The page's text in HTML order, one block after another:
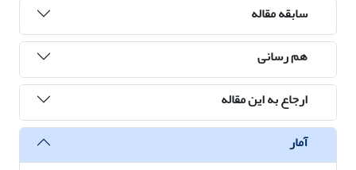
سابقه مقاله
هم رسانی
ارجاع به این مقاله
آمار